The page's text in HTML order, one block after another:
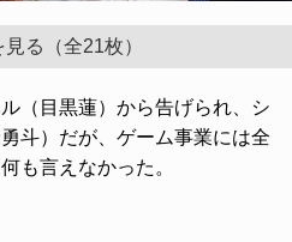
る（全21枚）
（目黒蓮）から告げられ、シ
斗）だが、ゲーム事業には全
も言えなかった。